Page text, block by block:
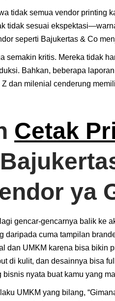
tidak semua vendor printing
tidak sesuai
seperti Bajukertas & Co
semakin kritis. Mereka tidak
Bahkan, beberapa
dan milenial cenderung
Cetak
ya
gencar-gencarnya balik ke
daripada cuma tampilan
dan UMKM karena bisa bikin
di kulit, dan desainnya bisa
nyata buat kamu yang
UMKM yang bilang,